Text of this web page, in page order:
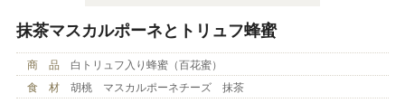
抹茶マスカルポーネとトリュフ蜂蜜
商 品
白トリュフ入り蜂蜜（百花蜜）
食 材
胡桃 マスカルポーネチーズ 抹茶